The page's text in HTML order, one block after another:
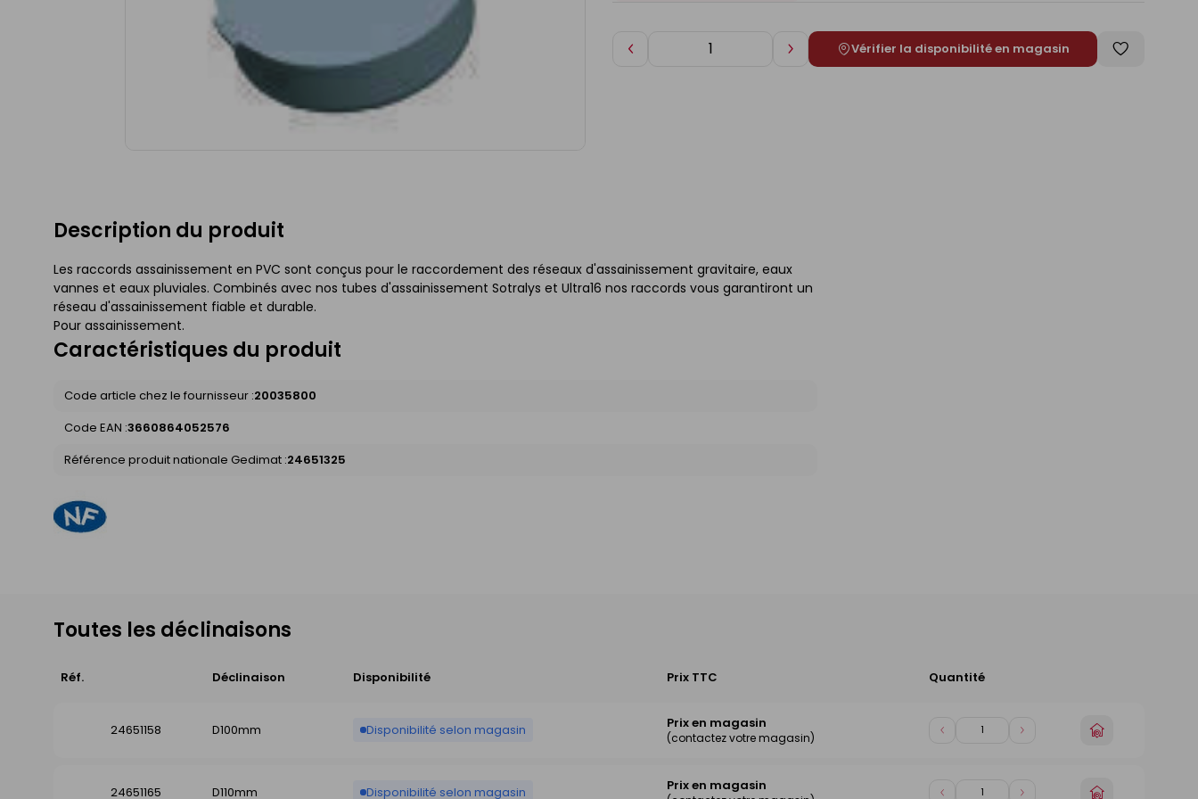
Diminuer AugmenterVérifier la disponibilité en magasin
Enregistrer
Description du produit
Les raccords assainissement en PVC sont conçus pour le raccordement des réseaux d'assainissement gravitaire, eaux
vannes et eaux pluviales. Combinés avec nos tubes d'assainissement Sotralys et Ultra16 nos raccords vous garantiront un
réseau d'assainissement fiable et durable.
Pour assainissement.
Caractéristiques du produit
Code article chez le fournisseur :20035800
Code EAN :3660864052576
Référence produit nationale Gedimat :24651325
Toutes les déclinaisons
Réf. Déclinaison Disponibilité Prix TTC Quantité
24651158 D100mm Disponibilité selon magasin Prix en magasin
(contactez votre magasin)
Diminuer
Augmenter
Choisir
24651165
D110mm Disponibilité selon magasin Prix en magasin
Choisir